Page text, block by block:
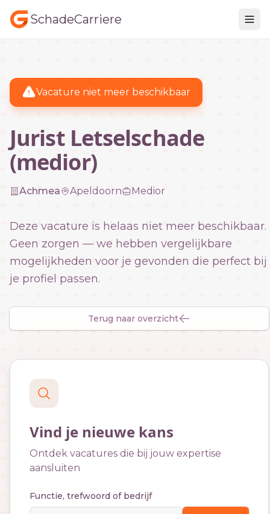
SchadeCarriere
Vacature niet meer beschikbaar
Jurist Letselschade
(medior)
Achmea Apeldoorn Medior
Deze vacature is helaas niet meer beschikbaar.
Geen zorgen — we hebben vergelijkbare
mogelijkheden voor je gevonden die perfect bij
je profiel passen.
Terug naar overzicht
Vind je nieuwe kans
Ontdek vacatures die bij jouw expertise
aansluiten
Functie, trefwoord of bedrijf